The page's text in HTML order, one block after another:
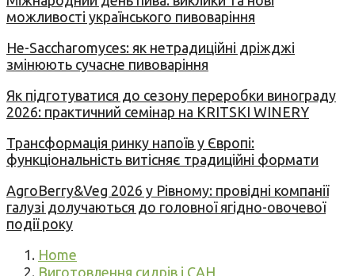
можливості українського пивоваріння
Не-Saccharomyces: як нетрадиційні дріжджі
змінюють сучасне пивоваріння
Як підготуватися до сезону переробки винограду
2026: практичний семінар на KRITSKI WINERY
Трансформація ринку напоїв у Європі:
функціональність витісняє традиційні формати
AgroBerry&Veg 2026 у Рівному: провідні компанії
галузі долучаються до головної ягідно-овочевої
події року
Home
Виготовлення сидрів і САН